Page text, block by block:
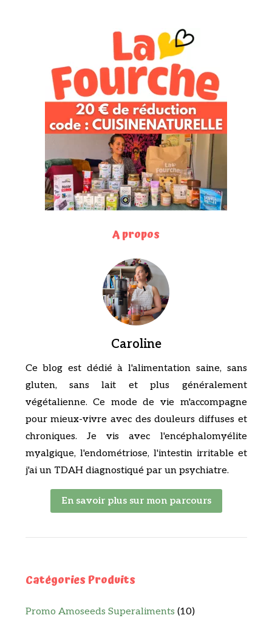
A propos
Caroline
Ce blog est dédié à l'alimentation saine, sans
gluten, sans lait et plus généralement
végétalienne. Ce mode de vie m'accompagne
pour mieux-vivre avec des douleurs diffuses et
chroniques. Je vis avec l'encéphalomyélite
myalgique, l'endométriose, l'intestin irritable et
j'ai un TDAH diagnostiqué par un psychiatre.
En savoir plus sur mon parcours
Catégories Produits
Promo Amoseeds Superaliments (10)